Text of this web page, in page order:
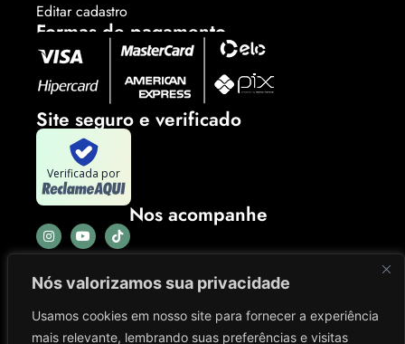
Nós valorizamos sua privacidade
Usamos cookies em nosso site para fornecer a experiência
mais relevante, lembrando suas preferências e visitas
Editar cadastro
Formas de pagamento
Site seguro e verificado
Verificada por
Nos acompanhe